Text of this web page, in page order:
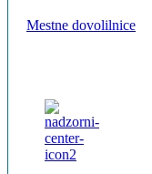
Mestne dovolilnice